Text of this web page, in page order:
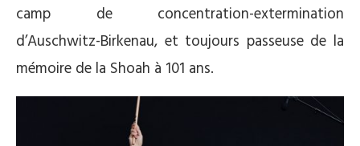
camp de concentration-extermination
d’Auschwitz-Birkenau, et toujours passeuse de la
mémoire de la Shoah à 101 ans.